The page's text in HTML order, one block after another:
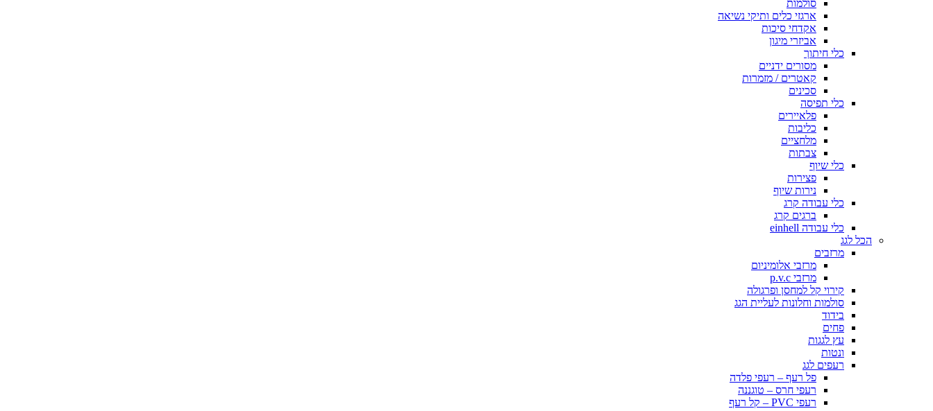
סולמות
ארגזי כלים ותיקי נשיאה
אקדחי סיכות
אביזרי מיגון
כלי חיתוך
מסורים ידניים
קאטרים / מזמרות
סכינים
כלי תפיסה
פלאיירים
כליבות
מלחציים
צבתות
כלי שיוף
פצירות
נירות שיוף
כלי עבודה קרג
ברגים קרג
כלי עבודה einhell
הכל לגג
מרזבים
מרזבי אלומיניום
מרזבי p.v.c
קירוי קל למחסן ופרגולה
סולמות וחלונות לעליית הגג
בידוד
פחים
עץ לגגות
ונטות
רעפים לגג
פל רעף – רעפי פלדה
רעפי חרס – טוגננה
רעפי PVC – קל רעף